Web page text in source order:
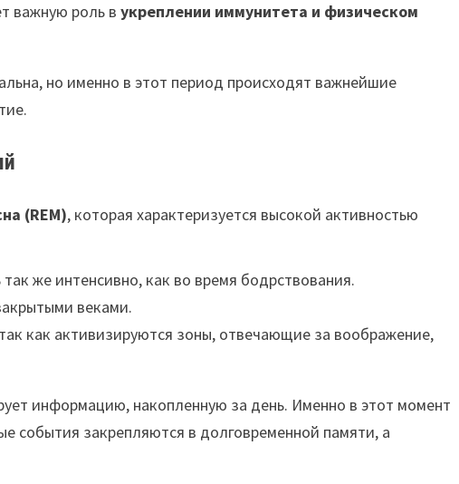
важную роль вукреплении иммунитета и физическом
но именно в этот период происходят важнейшие
(REM), которая характеризуется высокой активностью
же интенсивно, как во время бодрствования.
веками.
как активизируются зоны, отвечающие за воображение,
информацию, накопленную за день. Именно в этот момент
события закрепляются в долговременной памяти, а